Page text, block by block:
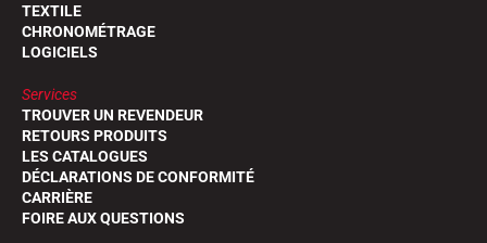
TEXTILE
CHRONOMÉTRAGE
LOGICIELS
Services
TROUVER UN REVENDEUR
RETOURS PRODUITS
LES CATALOGUES
DÉCLARATIONS DE CONFORMITÉ
CARRIÈRE
FOIRE AUX QUESTIONS